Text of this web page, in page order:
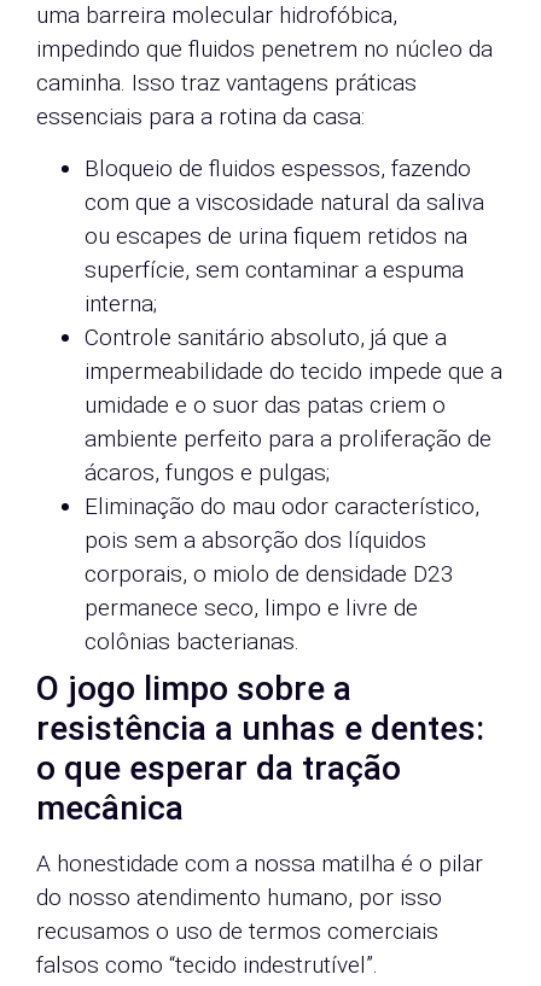
uma barreira molecular hidrofóbica,
impedindo que fluidos penetrem no núcleo da
caminha. Isso traz vantagens práticas
essenciais para a rotina da casa:
Bloqueio de fluidos espessos, fazendo
com que a viscosidade natural da saliva
ou escapes de urina fiquem retidos na
superfície, sem contaminar a espuma
interna;
Controle sanitário absoluto, já que a
impermeabilidade do tecido impede que a
umidade e o suor das patas criem o
ambiente perfeito para a proliferação de
ácaros, fungos e pulgas;
Eliminação do mau odor característico,
pois sem a absorção dos líquidos
corporais, o miolo de densidade D23
permanece seco, limpo e livre de
colônias bacterianas.
O jogo limpo sobre a
resistência a unhas e dentes:
o que esperar da tração
mecânica
A honestidade com a nossa matilha é o pilar
do nosso atendimento humano, por isso
recusamos o uso de termos comerciais
falsos como “tecido indestrutível”.